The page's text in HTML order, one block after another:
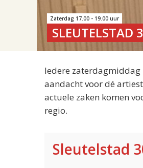
Zaterdag 17.00 - 19.00 uur
SLEUTELSTAD
Iedere
aandacht voor dé
actuele zaken komen
regio.
Sleutelstad